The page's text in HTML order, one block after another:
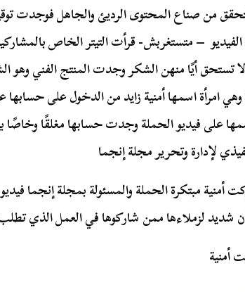
من صناع المحتوى الرديئ والجاهل فوجدت
الفيديو – متستغربش- قرأت التيتر الخاص
تستحق أيًا منهن الشكر وجدت المنتج الفني
امرأة اسمها أمنية زايد من الدخول على
على فيديو الحملة وجدت حسابها مغلقًا
لإدارة وتحرير مجلة إنجما
أمنية مبتكرة الحملة والمسئولة بمجلة إنجما
شديد لزملاءها ممن شاركوها في العمل الذي
أمنية